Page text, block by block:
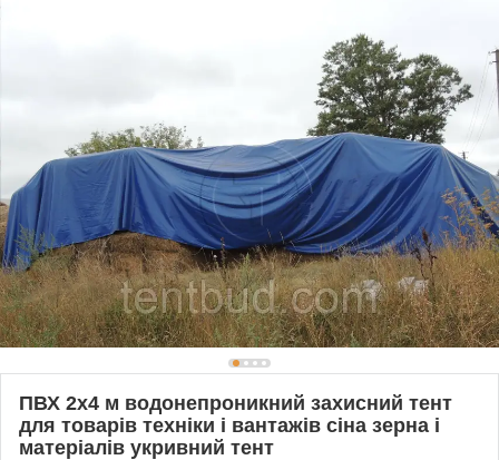
ПВХ 2х4 м водонепроникний захисний тент
для товарів техніки і вантажів сіна зерна і
матеріалів укривний тент